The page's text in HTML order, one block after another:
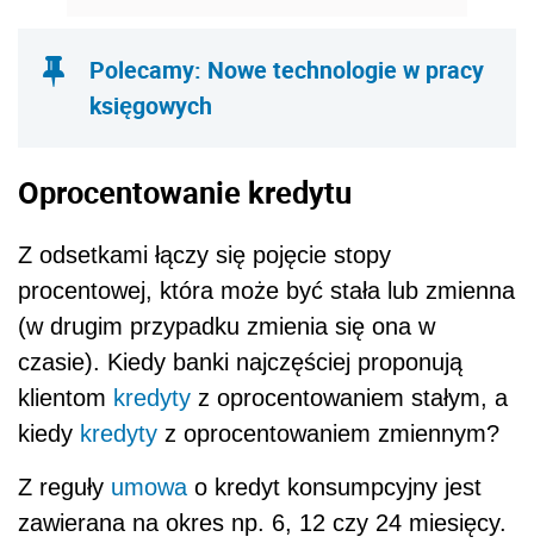
Polecamy: Nowe technologie w pracy
księgowych
Oprocentowanie kredytu
Z odsetkami łączy się pojęcie stopy
procentowej, która może być stała lub zmienna
(w drugim przypadku zmienia się ona w
czasie). Kiedy banki najczęściej proponują
klientom kredyty z oprocentowaniem stałym, a
kiedy kredyty z oprocentowaniem zmiennym?
Z reguły umowa o kredyt konsumpcyjny jest
zawierana na okres np. 6, 12 czy 24 miesięcy.